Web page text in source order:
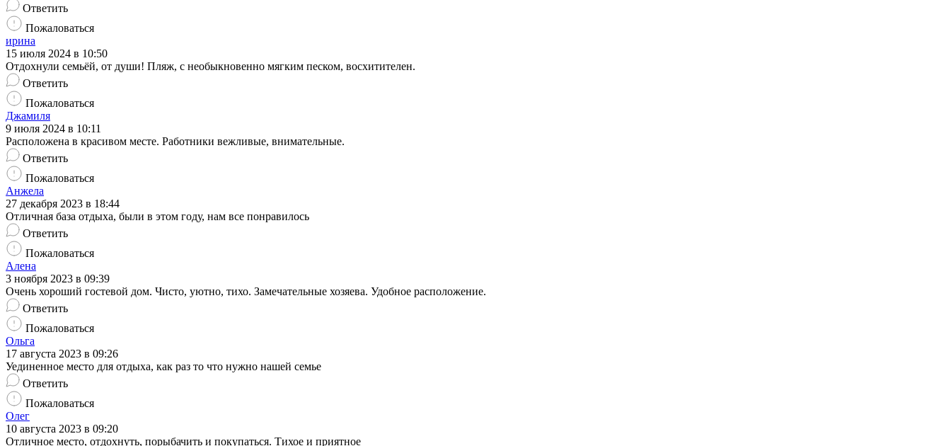
Ответить
Пожаловаться
ирина
15 июля 2024 в 10:50
Отдохнули семьёй, от души! Пляж, с необыкновенно мягким песком, восхитителен.
Ответить
Пожаловаться
Джамиля
9 июля 2024 в 10:11
Расположена в красивом месте. Работники вежливые, внимательные.
Ответить
Пожаловаться
Анжела
27 декабря 2023 в 18:44
Отличная база отдыха, были в этом году, нам все понравилось
Ответить
Пожаловаться
Алена
3 ноября 2023 в 09:39
Очень хороший гостевой дом. Чисто, уютно, тихо. Замечательные хозяева. Удобное расположение.
Ответить
Пожаловаться
Ольга
17 августа 2023 в 09:26
Уединенное место для отдыха, как раз то что нужно нашей семье
Ответить
Пожаловаться
Олег
10 августа 2023 в 09:20
Отличное место, отдохнуть, порыбачить и покупаться. Тихое и приятное